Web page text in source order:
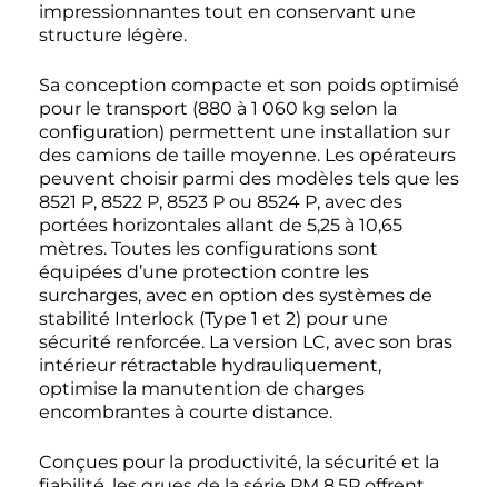
impressionnantes tout en conservant une
structure légère.
Sa conception compacte et son poids optimisé
pour le transport (880 à 1 060 kg selon la
configuration) permettent une installation sur
des camions de taille moyenne. Les opérateurs
peuvent choisir parmi des modèles tels que les
8521 P, 8522 P, 8523 P ou 8524 P, avec des
portées horizontales allant de 5,25 à 10,65
mètres. Toutes les configurations sont
équipées d’une protection contre les
surcharges, avec en option des systèmes de
stabilité Interlock (Type 1 et 2) pour une
sécurité renforcée. La version LC, avec son bras
intérieur rétractable hydrauliquement,
optimise la manutention de charges
encombrantes à courte distance.
Conçues pour la productivité, la sécurité et la